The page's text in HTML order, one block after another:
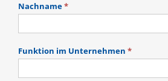
Nachname*
Funktion im Unternehmen *